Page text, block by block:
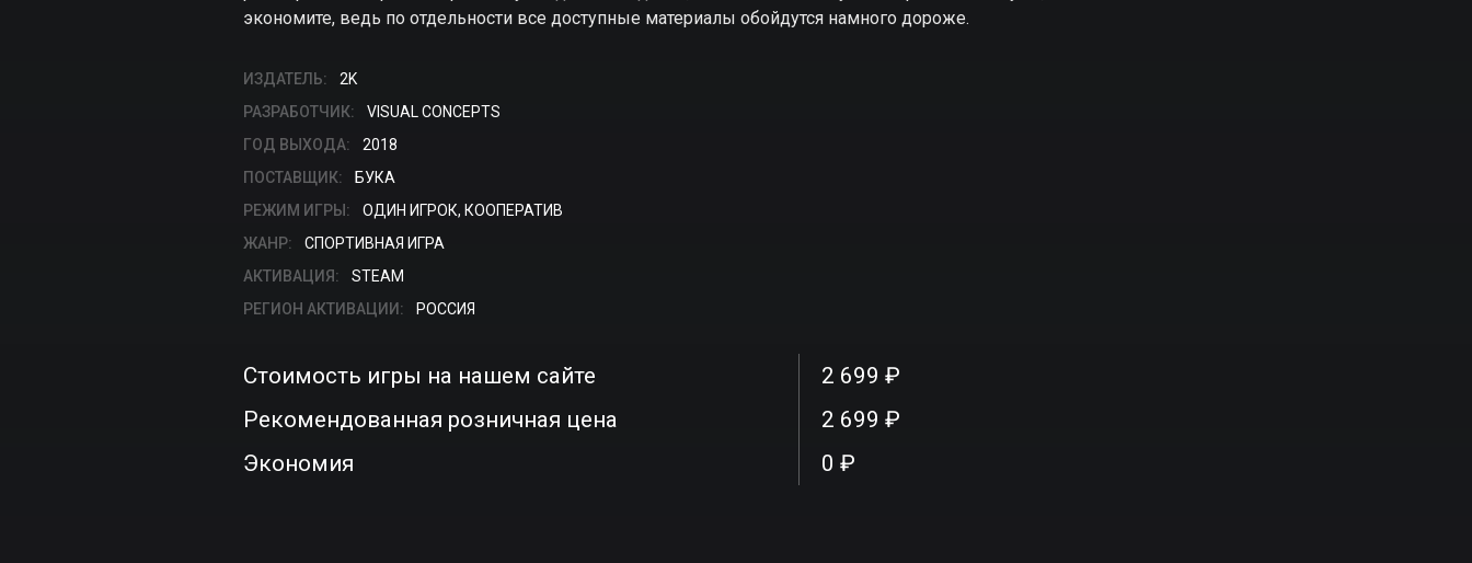
экономите, ведь по отдельности все доступные материалы обойдутся намного дороже.
ИЗДАТЕЛЬ:
2K
РАЗРАБОТЧИК:
VISUAL CONCEPTS
ГОД ВЫХОДА:
2018
ПОСТАВЩИК:
БУКА
РЕЖИМ ИГРЫ:
ОДИН ИГРОК, КООПЕРАТИВ
ЖАНР:
СПОРТИВНАЯ ИГРА
АКТИВАЦИЯ:
STEAM
РЕГИОН АКТИВАЦИИ:
РОССИЯ
Стоимость игры на нашем сайте
2 699 ₽
Рекомендованная розничная цена
2 699 ₽
Экономия
0 ₽